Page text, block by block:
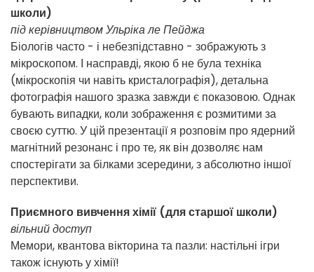
школи)
під керівництвом Ульріка ле Пейджа
Біологів часто - і небезпідставно - зображують з
мікроскопом. І насправді, якою б не була техніка
(мікроскопія чи навіть кристалографія), детальна
фотографія нашого зразка завжди є показовою. Однак
бувають випадки, коли зображення є розмитими за
своєю суттю. У цій презентації я розповім про ядерний
магнітний резонанс і про те, як він дозволяє нам
спостерігати за білками зсередини, з абсолютно іншої
перспективи.
Приємного вивчення хімії (для старшої школи)
вільний доступ
Мемори, квантова вікторина та пазли: настільні ігри
також існують у хімії!